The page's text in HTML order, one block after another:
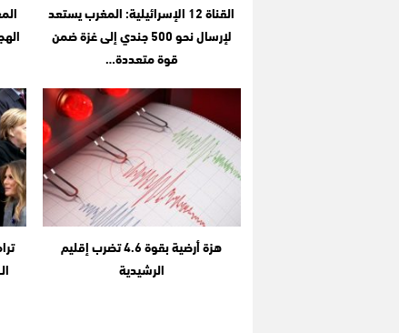
القناة 12 الإسرائيلية: المغرب يستعد
لإرسال نحو 500 جندي إلى غزة ضمن
قوة متعددة…
هزة أرضية بقوة 4.6 تضرب إقليم
الرشيدية